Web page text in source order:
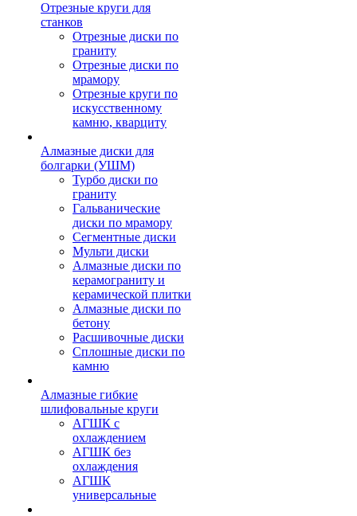
Отрезные круги для
станков
Отрезные диски по
граниту
Отрезные диски по
мрамору
Отрезные круги по
искусственному
камню, кварциту
Алмазные диски для
болгарки (УШМ)
Турбо диски по
граниту
Гальванические
диски по мрамору
Сегментные диски
Мульти диски
Алмазные диски по
керамограниту и
керамической плитки
Алмазные диски по
бетону
Расшивочные диски
Сплошные диски по
камню
Алмазные гибкие
шлифовальные круги
АГШК с
охлаждением
АГШК без
охлаждения
АГШК
универсальные